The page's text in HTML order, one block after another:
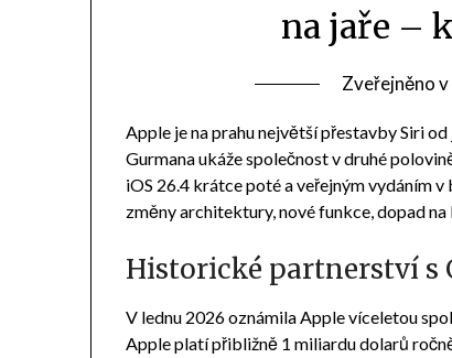
na jaře –
Zveřejněno v
Apple je na prahu největší přestavby Siri
Gurmana ukáže společnost v druhé
iOS 26.4 krátce poté a veřejným vydáním
změny architektury, nové funkce, dopad
Historické partnerství s
V lednu 2026 oznámila Apple víceletou
Apple platí přibližně 1 miliardu dolarů